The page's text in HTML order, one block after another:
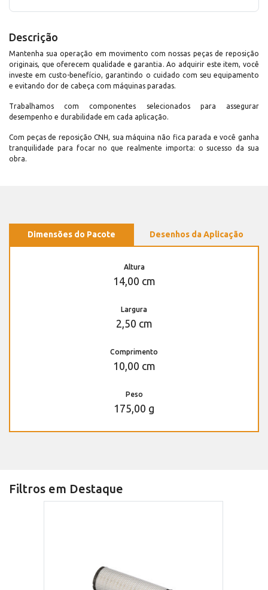
Descrição
Mantenha sua operação em movimento com nossas peças de reposição
originais, que oferecem qualidade e garantia. Ao adquirir este item, você
investe em custo-benefício, garantindo o cuidado com seu equipamento
e evitando dor de cabeça com máquinas paradas.
Trabalhamos com componentes selecionados para assegurar
desempenho e durabilidade em cada aplicação.
Com peças de reposição CNH, sua máquina não fica parada e você ganha
tranquilidade para focar no que realmente importa: o sucesso da sua
obra.
Dimensões do Pacote Desenhos da Aplicação
Altura
14,00 cm
Largura
2,50 cm
Comprimento
10,00 cm
Peso
175,00 g
Filtros em Destaque